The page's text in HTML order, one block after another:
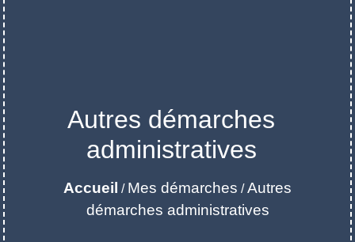
Autres démarches
administratives
Accueil / Mes démarches /Autres
démarches administratives